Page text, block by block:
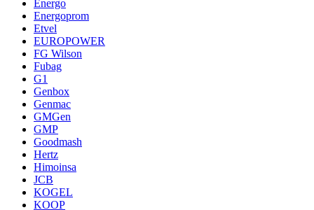
Energo
Energoprom
Etvel
EUROPOWER
FG Wilson
Fubag
G1
Genbox
Genmac
GMGen
GMP
Goodmash
Hertz
Himoinsa
JCB
KOGEL
KOOP